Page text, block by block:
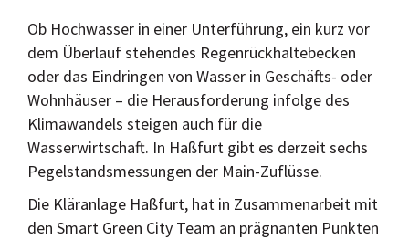
Ob Hochwasser in einer Unterführung, ein kurz vor
dem Überlauf stehendes Regenrückhaltebecken
oder das Eindringen von Wasser in Geschäfts- oder
Wohnhäuser – die Herausforderung infolge des
Klimawandels steigen auch für die
Wasserwirtschaft. In Haßfurt gibt es derzeit sechs
Pegelstandsmessungen der Main-Zuflüsse.
Die Kläranlage Haßfurt, hat in Zusammenarbeit mit
den Smart Green City Team an prägnanten Punkten